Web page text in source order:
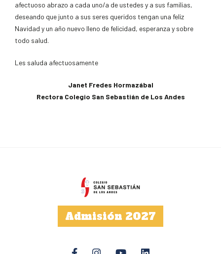
afectuoso abrazo a cada uno/a de ustedes y a sus familias,
deseando que junto a sus seres queridos tengan una feliz
Navidad y un año nuevo lleno de felicidad, esperanza y sobre
todo salud.
Les saluda afectuosamente
Janet Fredes Hormazábal
Rectora Colegio San Sebastián de Los Andes
Admisión 2027